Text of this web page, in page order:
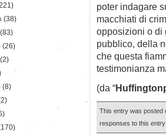
poter indagare
macchiati di
opposizioni o di
pubblico, della
che questa
testimonianza
(da “
This entry was posted
responses to this
(38)
(83)
(26)
(2)
(8)